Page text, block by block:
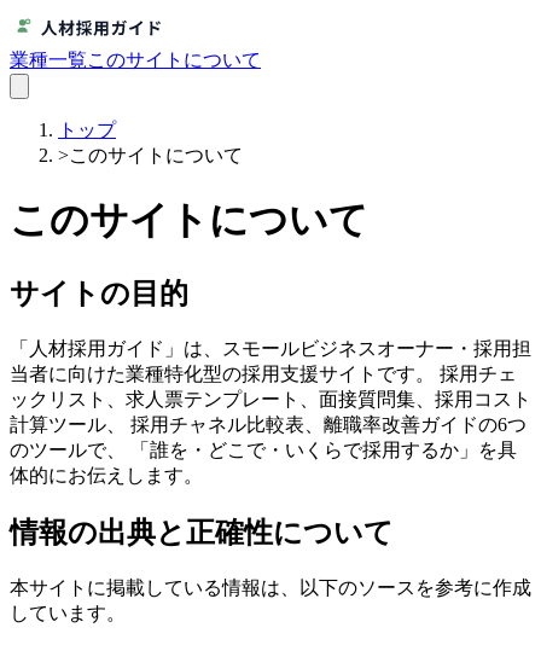
業種一覧このサイトについて
トップ
>このサイトについて
このサイトについて
サイトの目的
「人材採用ガイド」は、スモールビジネスオーナー・採用担
当者に向けた業種特化型の採用支援サイトです。 採用チェ
ックリスト、求人票テンプレート、面接質問集、採用コスト
計算ツール、 採用チャネル比較表、離職率改善ガイドの6つ
のツールで、 「誰を・どこで・いくらで採用するか」を具
体的にお伝えします。
情報の出典と正確性について
本サイトに掲載している情報は、以下のソースを参考に作成
しています。